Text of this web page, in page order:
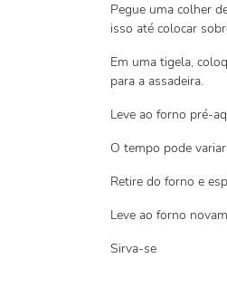
Pegue uma colher
isso até colocar
Em uma tigela,
para a assadeira.
Leve ao forno pré-
O tempo pode
Retire do forno e
Leve ao forno
Sirva-se